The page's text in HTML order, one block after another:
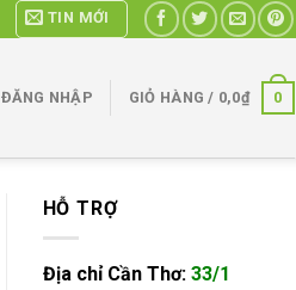
TIN MỚI
ĐĂNG NHẬP GIỎ HÀNG / 0,0₫ 0
HỖ TRỢ
Địa chỉ Cần Thơ: 33/1